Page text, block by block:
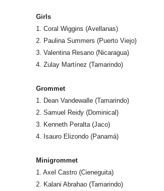
Girls
1. Coral Wiggins (Avellanas)
2. Paulina Summers (Puerto Viejo)
3. Valentina Resano (Nicaragua)
4. Zulay Martínez (Tamarindo)
Grommet
1. Dean Vandewalle (Tamarindo)
2. Samuel Reidy (Dominical)
3. Kenneth Peralta (Jaco)
4. Isauro Elizondo (Panamá)
Minigrommet
1. Axel Castro (Cieneguita)
2. Kalani Abrahao (Tamarindo)